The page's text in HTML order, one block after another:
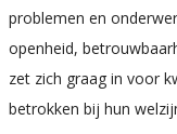
problemen en
openheid,
zet zich graag in voor
betrokken bij hun